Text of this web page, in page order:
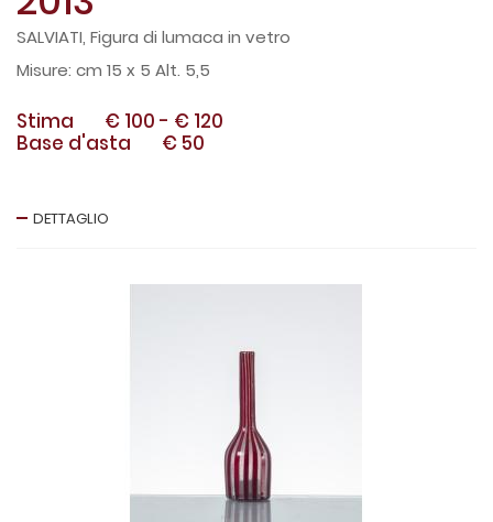
SALVIATI, Figura di lumaca in vetro
cm 15 x 5 Alt. 5,5
Stima € 100 - € 120
Base d'asta
€ 50
DETTAGLIO